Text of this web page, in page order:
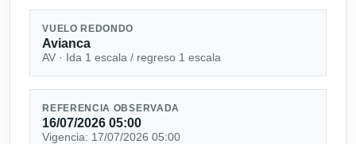
VUELO REDONDO
Avianca
AV · Ida 1 escala / regreso 1 escala
REFERENCIA OBSERVADA
16/07/2026 05:00
Vigencia: 17/07/2026 05:00